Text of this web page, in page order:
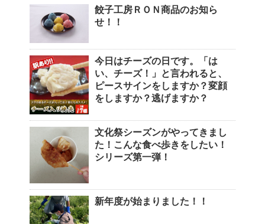
餃子工房ＲＯＮ商品のお知ら
せ！！
今日はチーズの日です。「は
い、チーズ！」と言われると、
ピースサインをしますか？変顔
をしますか？逃げますか？
文化祭シーズンがやってきまし
た！こんな食べ歩きをしたい！
シリーズ第一弾！
新年度が始まりました！！